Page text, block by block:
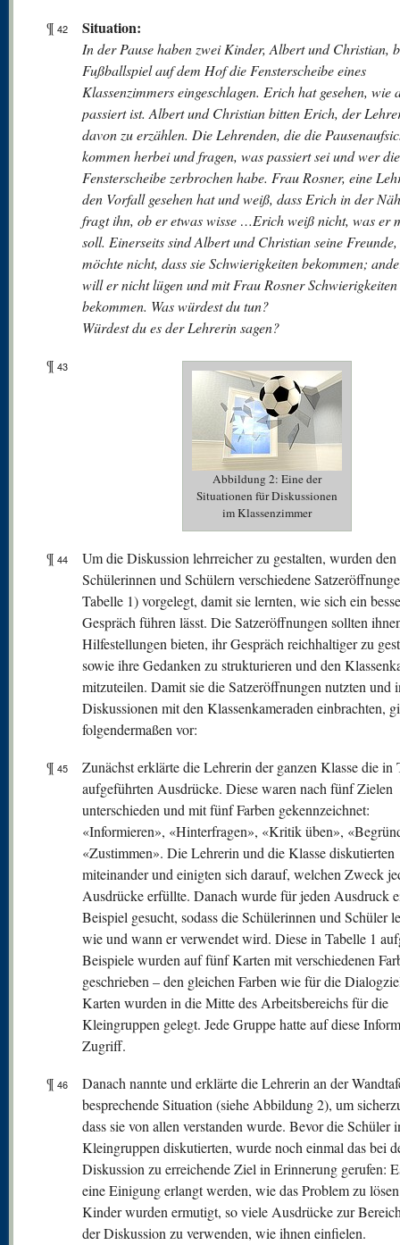
¶ 42 Situation:
In der Pause haben zwei Kinder, Albert und Christian,
Fußballspiel auf dem Hof die Fensterscheibe eines
Klassenzimmers eingeschlagen. Erich hat gesehen, wie
passiert ist. Albert und Christian bitten Erich, der
davon zu erzählen. Die Lehrenden, die die
kommen herbei und fragen, was passiert sei und wer die
Fensterscheibe zerbrochen habe. Frau Rosner, eine
den Vorfall gesehen hat und weiß, dass Erich in der
fragt ihn, ob er etwas wisse …Erich weiß nicht, was er
soll. Einerseits sind Albert und Christian seine
möchte nicht, dass sie Schwierigkeiten bekommen;
will er nicht lügen und mit Frau Rosner Schwierigkeiten
bekommen. Was würdest du tun?
Würdest du es der Lehrerin sagen?
¶ 43
Abbildung 2: Eine der
Situationen für Diskussionen
im Klassenzimmer
¶ 44
Um die Diskussion lehrreicher zu gestalten, wurden den
Schülerinnen und Schülern verschiedene
Tabelle 1) vorgelegt, damit sie lernten, wie sich ein
Gespräch führen lässt. Die Satzeröffnungen sollten
Hilfestellungen bieten, ihr Gespräch reichhaltiger zu
sowie ihre Gedanken zu strukturieren und den
mitzuteilen. Damit sie die Satzeröffnungen nutzten und
Diskussionen mit den Klassenkameraden einbrachten,
folgendermaßen vor:
¶ 45
Zunächst erklärte die Lehrerin der ganzen Klasse die in
aufgeführten Ausdrücke. Diese waren nach fünf Zielen
unterschieden und mit fünf Farben gekennzeichnet:
«Informieren», «Hinterfragen», «Kritik üben»,
«Zustimmen». Die Lehrerin und die Klasse diskutierten
miteinander und einigten sich darauf, welchen Zweck
Ausdrücke erfüllte. Danach wurde für jeden Ausdruck
Beispiel gesucht, sodass die Schülerinnen und Schüler
wie und wann er verwendet wird. Diese in Tabelle 1
Beispiele wurden auf fünf Karten mit verschiedenen
geschrieben – den gleichen Farben wie für die
Karten wurden in die Mitte des Arbeitsbereichs für die
Kleingruppen gelegt. Jede Gruppe hatte auf diese
Zugriff.
¶ 46
Danach nannte und erklärte die Lehrerin an der
besprechende Situation (siehe Abbildung 2), um
dass sie von allen verstanden wurde. Bevor die Schüler
Kleingruppen diskutierten, wurde noch einmal das bei
Diskussion zu erreichende Ziel in Erinnerung gerufen:
eine Einigung erlangt werden, wie das Problem zu
Kinder wurden ermutigt, so viele Ausdrücke zur
der Diskussion zu verwenden, wie ihnen einfielen.